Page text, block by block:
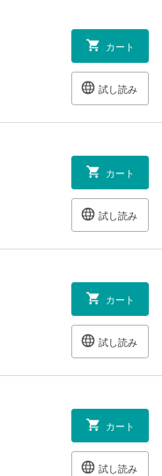
カート
試し読み
カート
試し読み
カート
試し読み
カート
試し読み